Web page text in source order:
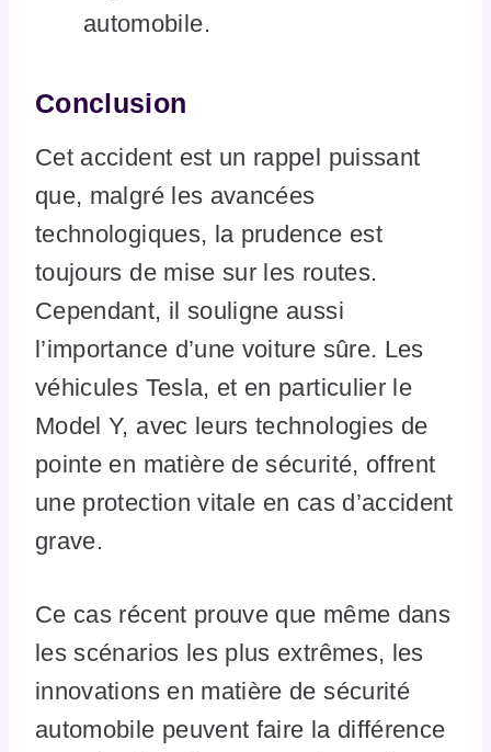
automobile.
Conclusion
Cet accident est un rappel puissant
que, malgré les avancées
technologiques, la prudence est
toujours de mise sur les routes.
Cependant, il souligne aussi
l’importance d’une voiture sûre. Les
véhicules Tesla, et en particulier le
Model Y, avec leurs technologies de
pointe en matière de sécurité, offrent
une protection vitale en cas d’accident
grave.
Ce cas récent prouve que même dans
les scénarios les plus extrêmes, les
innovations en matière de sécurité
automobile peuvent faire la différence